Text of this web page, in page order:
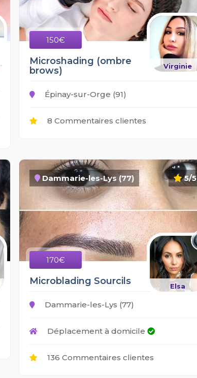
150€
Virginie
Microshading (ombre
brows)
Épinay-sur-Orge (91)
8 Commentaires clientes
5/5
Dammarie-les-Lys (77)
170€
Elsa
Microblading Sourcils
Dammarie-les-Lys (77)
Déplacement à domicile
136 Commentaires clientes